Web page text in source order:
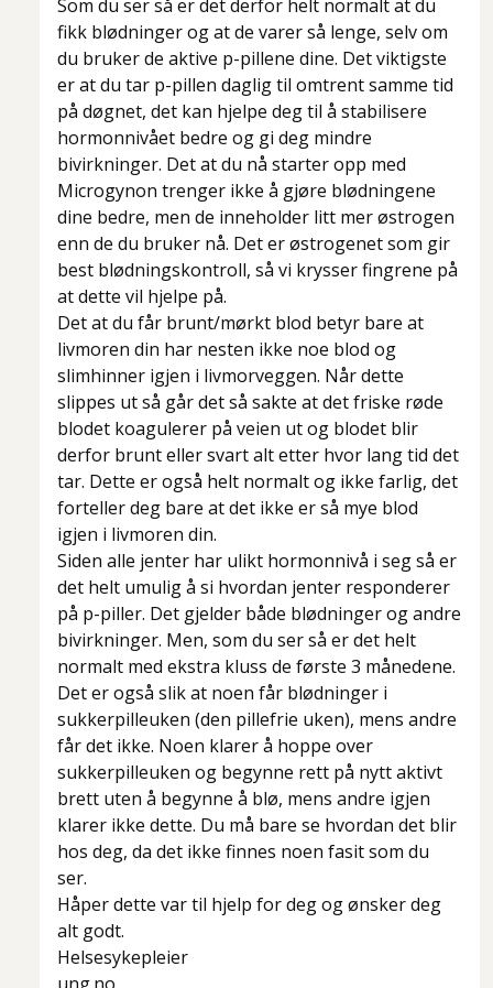
Som du ser så er det derfor helt normalt at du
fikk blødninger og at de varer så lenge, selv om
du bruker de aktive p-pillene dine. Det viktigste
er at du tar p-pillen daglig til omtrent samme tid
på døgnet, det kan hjelpe deg til å stabilisere
hormonnivået bedre og gi deg mindre
bivirkninger. Det at du nå starter opp med
Microgynon trenger ikke å gjøre blødningene
dine bedre, men de inneholder litt mer østrogen
enn de du bruker nå. Det er østrogenet som gir
best blødningskontroll, så vi krysser fingrene på
at dette vil hjelpe på.
Det at du får brunt/mørkt blod betyr bare at
livmoren din har nesten ikke noe blod og
slimhinner igjen i livmorveggen. Når dette
slippes ut så går det så sakte at det friske røde
blodet koagulerer på veien ut og blodet blir
derfor brunt eller svart alt etter hvor lang tid det
tar. Dette er også helt normalt og ikke farlig, det
forteller deg bare at det ikke er så mye blod
igjen i livmoren din.
Siden alle jenter har ulikt hormonnivå i seg så er
det helt umulig å si hvordan jenter responderer
på p-piller. Det gjelder både blødninger og andre
bivirkninger. Men, som du ser så er det helt
normalt med ekstra kluss de første 3 månedene.
Det er også slik at noen får blødninger i
sukkerpilleuken (den pillefrie uken), mens andre
får det ikke. Noen klarer å hoppe over
sukkerpilleuken og begynne rett på nytt aktivt
brett uten å begynne å blø, mens andre igjen
klarer ikke dette. Du må bare se hvordan det blir
hos deg, da det ikke finnes noen fasit som du
ser.
Håper dette var til hjelp for deg og ønsker deg
alt godt.
Helsesykepleier